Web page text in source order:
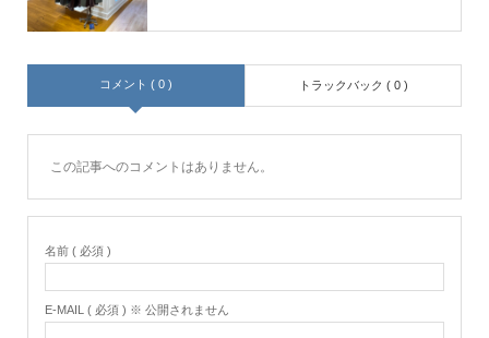
コメント ( 0 ) トラックバック ( 0 )
この記事へのコメントはありません。
名前 ( 必須 )
E-MAIL ( 必須 ) ※ 公開されません